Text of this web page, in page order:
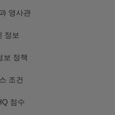
영사관
정보
보 정책
조건
점수